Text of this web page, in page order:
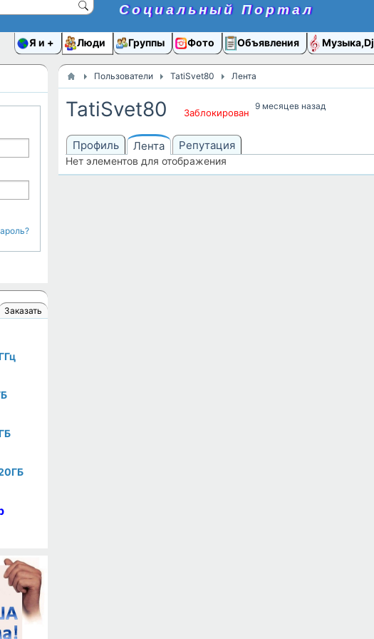
Социальный Портал
Я и Люди Группы Фото Объявления Музыка,Dj
Пользователи TatiSvet80 Лента
TatiSvet80 Заблокирован
9 месяцев назад
Профиль Лента Репутация
Нет элементов для отображения
Заказать